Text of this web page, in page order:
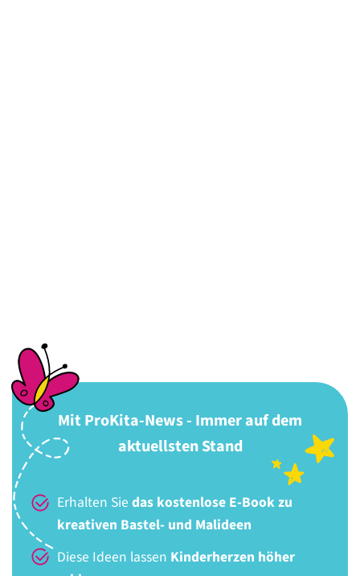
Mit ProKita-News - Immer auf dem
aktuellsten Stand
Erhalten Sie das kostenlose E-Book zu
kreativen Bastel- und Malideen
Diese Ideen lassen Kinderherzen höher